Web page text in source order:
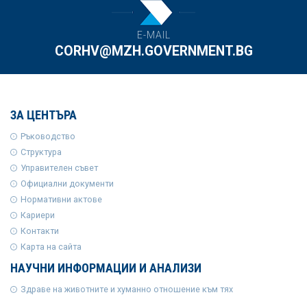
E-MAIL
CORHV@MZH.GOVERNMENT.BG
ЗА ЦЕНТЪРА
Ръководство
Структура
Управителен съвет
Официални документи
Нормативни актове
Кариери
Контакти
Карта на сайта
НАУЧНИ ИНФОРМАЦИИ И АНАЛИЗИ
Здраве на животните и хуманно отношение към тях